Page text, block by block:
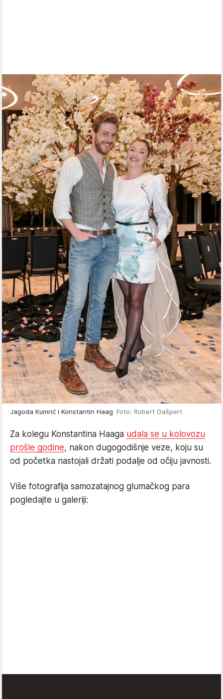
Jagoda Kumrić i Konstantin Haag Foto: Robert Gašpert
Za kolegu Konstantina Haaga udala se u kolovozu
prošle godine, nakon dugogodišnje veze, koju su
od početka nastojali držati podalje od očiju javnosti.
Više fotografija samozatajnog glumačkog para
pogledajte u galeriji: